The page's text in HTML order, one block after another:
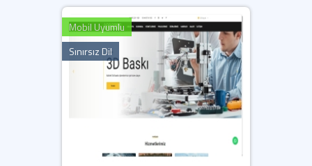
5) Kurulum başarıyla tamamlanmıştır..
ADMIN GİRİŞ BİLGİLERİ
(Standart);
Admin Paneli : http://siteadi.com/wadmin
E-Posta : admin
Parola : demo-123
Sunucunuzda güncel IONCUBE yüklü olmalıdır.
İletişim formları, SMTP bilgilerini girmediğiniz taktirde
Mobil Uyumlu
Sınırsız Dil